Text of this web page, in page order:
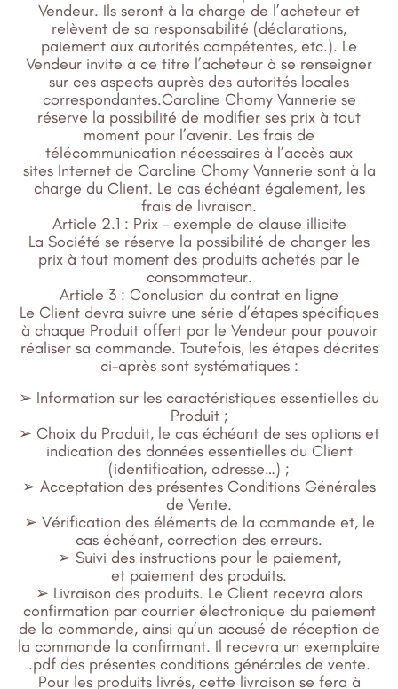
Vendeur. Ils seront à la charge de l’acheteur et
relèvent de sa responsabilité (déclarations,
paiement aux autorités compétentes, etc.). Le
Vendeur invite à ce titre l’acheteur à se renseigner
sur ces aspects auprès des autorités locales
correspondantes.Caroline Chomy Vannerie se
réserve la possibilité de modifier ses prix à tout
moment pour l’avenir. Les frais de
télécommunication nécessaires à l’accès aux
sites Internet de Caroline Chomy Vannerie sont à la
charge du Client. Le cas échéant également, les
frais de livraison.
Article 2.1 : Prix – exemple de clause illicite
La Société se réserve la possibilité de changer les
prix à tout moment des produits achetés par le
consommateur.
Article 3 : Conclusion du contrat en ligne
Le Client devra suivre une série d’étapes spécifiques
à chaque Produit offert par le Vendeur pour pouvoir
réaliser sa commande. Toutefois, les étapes décrites
ci-après sont systématiques :
➢ Information sur les caractéristiques essentielles du
Produit ;
➢ Choix du Produit, le cas échéant de ses options et
indication des données essentielles du Client
(identification, adresse…) ;
➢ Acceptation des présentes Conditions Générales
de Vente.
➢ Vérification des éléments de la commande et, le
cas échéant, correction des erreurs.
➢ Suivi des instructions pour le paiement,
et paiement des produits.
➢ Livraison des produits. Le Client recevra alors
confirmation par courrier électronique du paiement
de la commande, ainsi qu’un accusé de réception de
la commande la confirmant. Il recevra un exemplaire
.pdf des présentes conditions générales de vente.
Pour les produits livrés, cette livraison se fera à